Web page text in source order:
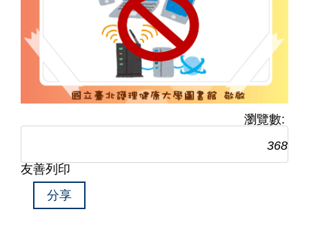
瀏覽數:
368
友善列印
分享